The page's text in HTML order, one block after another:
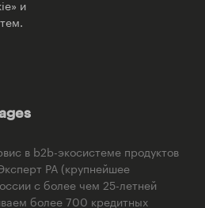
и
в b2b-экосистеме продуктов
РА (крупнейшее
с более чем 25-летней
более 700 кредитных